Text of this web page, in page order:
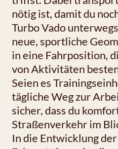
nötig ist, damit du
Turbo Vado
neue, sportliche
in eine Fahrposition,
von Aktivitäten
Seien es
tägliche Weg zur
sicher, dass du
Straßenverkehr im
In die Entwicklung